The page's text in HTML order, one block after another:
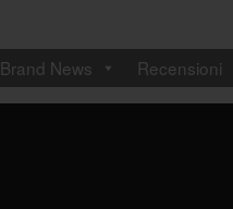
Brand News Recensioni